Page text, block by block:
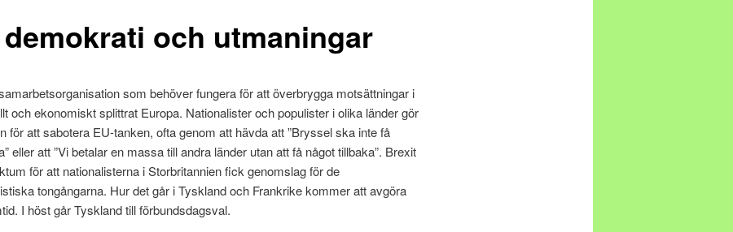
demokrati och utmaningar
som behöver fungera för att överbrygga motsättningar i
och ekonomiskt splittrat Europa. Nationalister och populister i olika länder gör
för att sabotera EU-tanken, ofta genom att hävda att ”Bryssel ska inte få
eller att ”Vi betalar en massa till andra länder utan att få något tillbaka”. Brexit
för att nationalisterna i Storbritannien fick genomslag för de
tongångarna. Hur det går i Tyskland och Frankrike kommer att avgöra
I höst går Tyskland till förbundsdagsval.